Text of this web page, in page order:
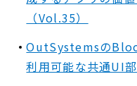
（Vol.35）
OutSystemsの
利用可能な共通UI